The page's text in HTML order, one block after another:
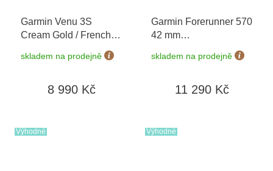
Garmin Venu 3S
Cream Gold / French
Band 010-02785-55
řemínek
skladem na prodejně
8 990 Kč
Garmin Forerunner 570
42 mm
Whitestone/Cloud Blue
010-02970-01
skladem na prodejně
11 290 Kč
Výhodné Výhodné